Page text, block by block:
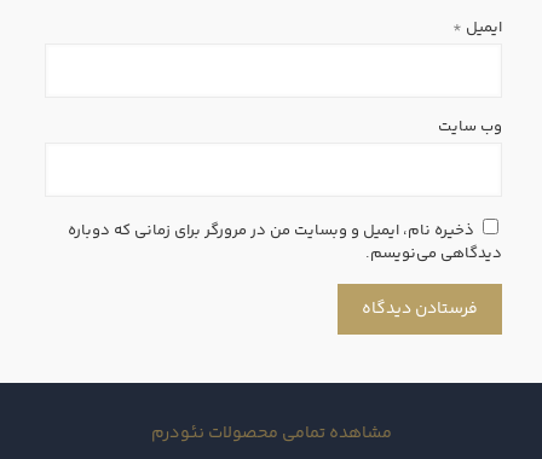
ایمیل *
وب‌ سایت
ذخیره نام، ایمیل و وبسایت من در مرورگر برای زمانی که دوباره
دیدگاهی می‌نویسم.
مشاهده تمامی محصولات نئودرم